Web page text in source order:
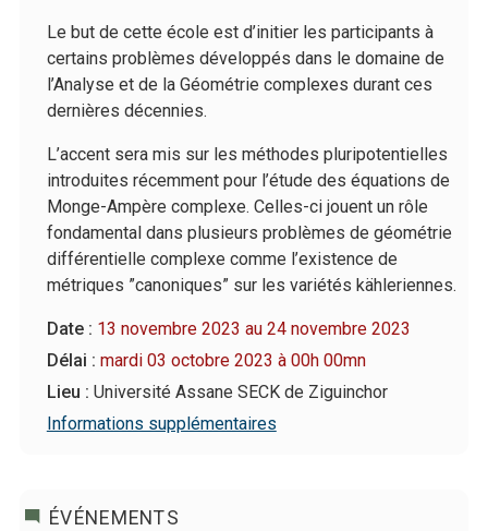
Le but de cette école est d’initier les participants à
certains problèmes développés dans le domaine de
l’Analyse et de la Géométrie complexes durant ces
dernières décennies.
L’accent sera mis sur les méthodes pluripotentielles
introduites récemment pour l’étude des équations de
Monge-Ampère complexe. Celles-ci jouent un rôle
fondamental dans plusieurs problèmes de géométrie
différentielle complexe comme l’existence de
métriques ”canoniques” sur les variétés kähleriennes.
Date : 13 novembre 2023 au 24 novembre 2023
Délai : mardi 03 octobre 2023 à 00h 00mn
Lieu : Université Assane SECK de Ziguinchor
Informations supplémentaires
ÉVÉNEMENTS